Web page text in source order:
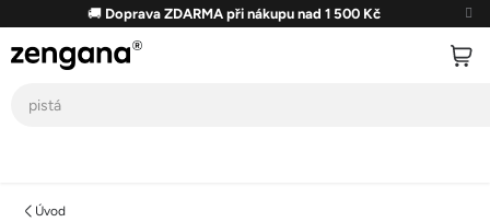
obsah
🚚 Doprava ZDARMA při nákupu nad 1 500 Kč
Úvod